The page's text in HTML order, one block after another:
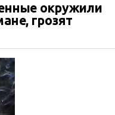
окружили
грозят